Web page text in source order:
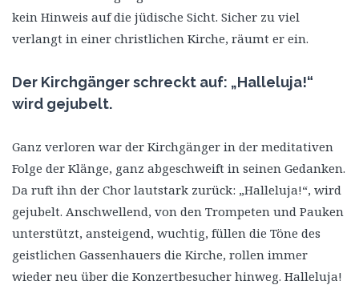
kein Hinweis auf die jüdische Sicht. Sicher zu viel
verlangt in einer christlichen Kirche, räumt er ein.
Der Kirchgänger schreckt auf: „Halleluja!“
wird gejubelt.
Ganz verloren war der Kirchgänger in der meditativen
Folge der Klänge, ganz abgeschweift in seinen Gedanken.
Da ruft ihn der Chor lautstark zurück: „Halleluja!“, wird
gejubelt. Anschwellend, von den Trompeten und Pauken
unterstützt, ansteigend, wuchtig, füllen die Töne des
geistlichen Gassenhauers die Kirche, rollen immer
wieder neu über die Konzertbesucher hinweg. Halleluja!